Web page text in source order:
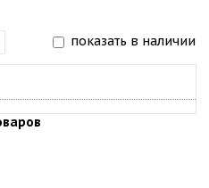
показать в наличии